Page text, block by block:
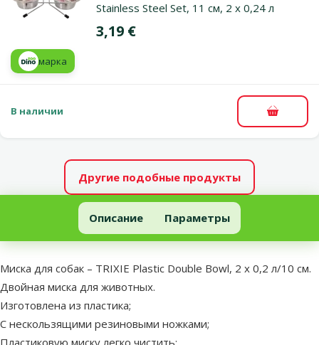
Stainless Steel Set, 11 см, 2 x 0,24 л
Цена
3,19 €
марка
В наличии В
Другие подобные продукты
Миска для собак – TRIXIE Plastic Double Bowl, 2 x 0,2 л/10 см
Описание Параметры
В начало страницы
superzoo.product.detail.content
Миска для собак – TRIXIE Plastic Double Bowl, 2 x 0,2 л/10 см.
Двойная миска для животных.
Изготовлена из пластика;
С нескользящими резиновыми ножками;